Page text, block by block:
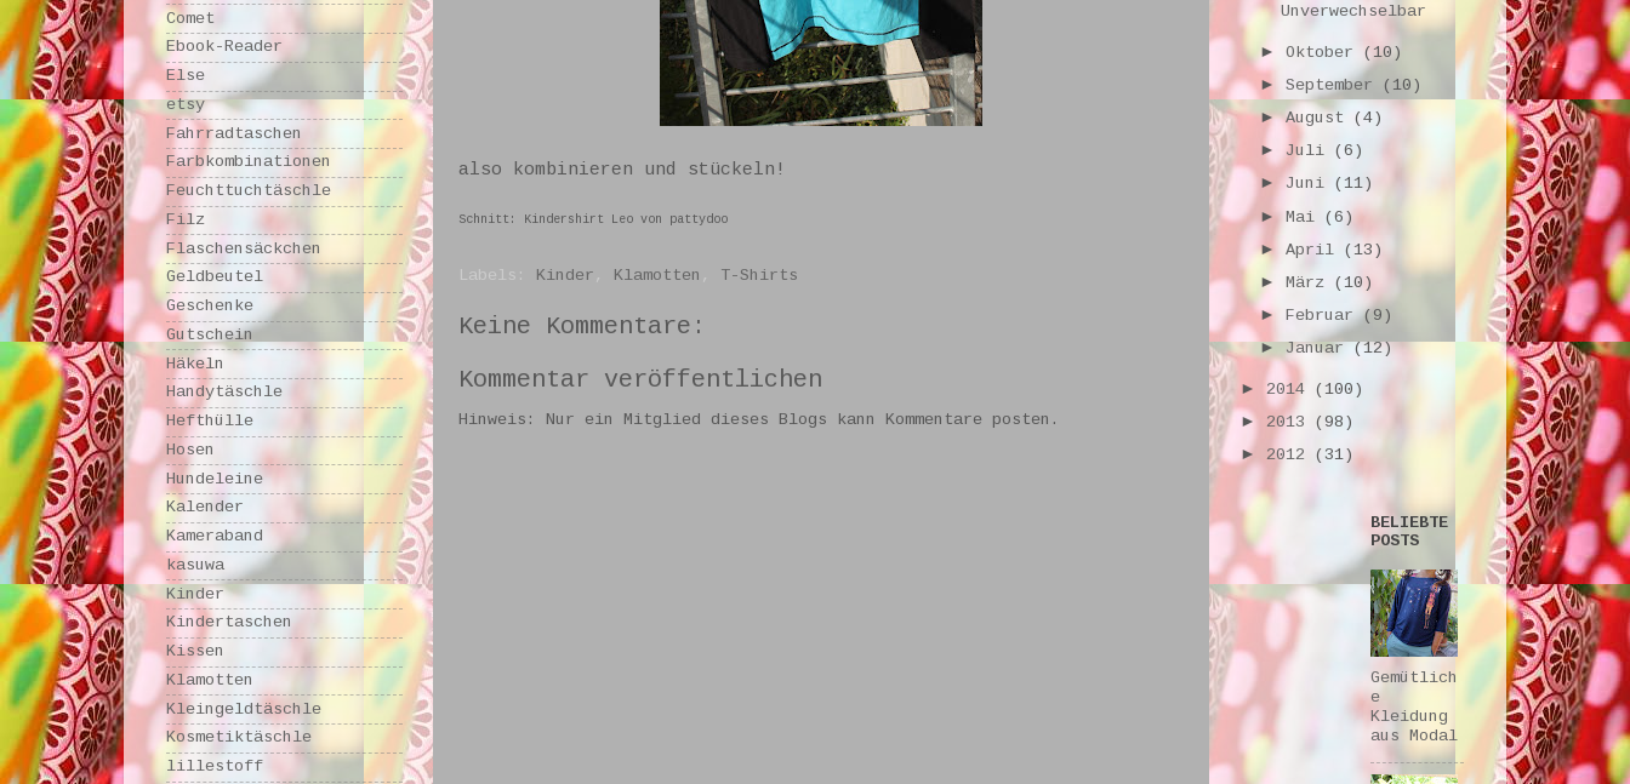
also kombinieren und stückeln!
Schnitt: Kindershirt Leo von pattydoo
Labels: Kinder , Klamotten , T-Shirts
Keine Kommentare:
Kommentar veröffentlichen
Hinweis: Nur ein Mitglied dieses Blogs kann Kommentare posten.
Comet
Ebook-Reader
Else
etsy
Fahrradtaschen
Farbkombinationen
Feuchttuchtäschle
Filz
Flaschensäckchen
Geldbeutel
Geschenke
Gutschein
Häkeln
Handytäschle
Hefthülle
Hosen
Hundeleine
Kalender
Kameraband
kasuwa
Kinder
Kindertaschen
Kissen
Klamotten
Kleingeldtäschle
Kosmetiktäschle
lillestoff
Unverwechselbar
►Oktober (10)
►September
(10)
►August (4)
► Juli (6)
► Juni (11)
►Mai (6)
►April (13)
►März (10)
►Februar(9)
►Januar (12)
► 2014 (100)
► 2013 (98)
► 2012 (31)
BELIEBTE
POSTS
Gemütlich
e
Kleidung
aus Modal